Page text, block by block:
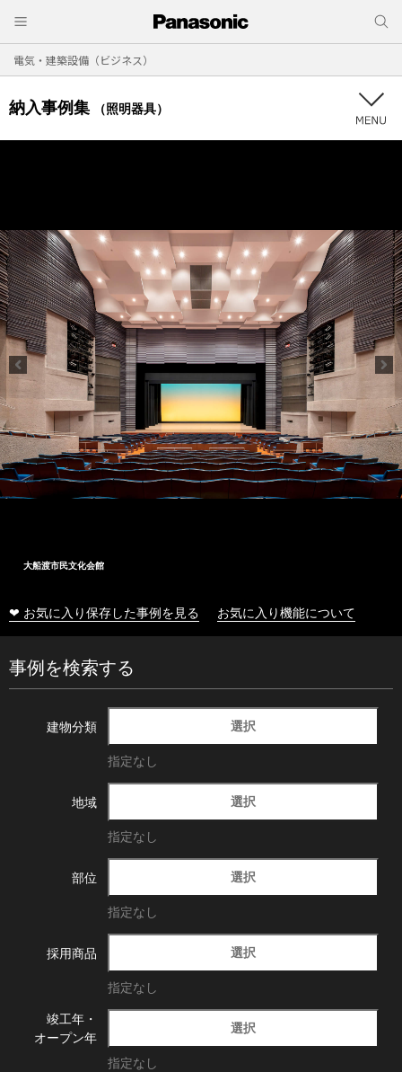
電気・建築設備（ビジネス）
納入事例集 （照明器具）
大船渡市民文化会館
❤ お気に入り保存した事例を見る お気に入り機能について
事例を検索する
建物分類 選択
指定なし
地域 選択
指定なし
部位 選択
指定なし
採用商品 選択
指定なし
竣工年・
オープン年
選択
指定なし